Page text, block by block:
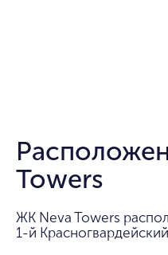
Towers
ЖК Neva Towers
1-й